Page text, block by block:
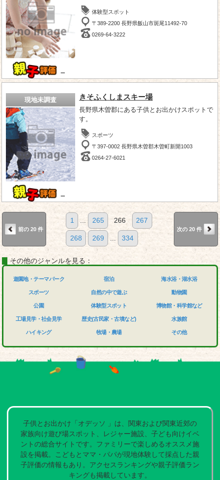
－
体験型スポット
〒389-2200 長野県飯山市斑尾11492-70
0269-64-3222
現地未調査
－
きそふくしまスキー場
長野県木曽郡にある子供とお出かけスポットで
す。
スポーツ
〒397-0002 長野県木曽郡木曽町新開1003
0264-27-6021
前の 20 件
1 ... 265 266 267
268 269 ... 334
次の 20 件
その他のジャンルを見る：
遊園地・テーマパーク
スポーツ
公園
工場見学・社会見学
ハイキング
宿泊
自然の中で遊ぶ
体験型スポット
歴史(古民家・古墳など)
牧場・農場
海水浴・湖水浴
動物園
博物館・科学館など
水族館
その他
子供とお出かけ「オデッソ 」は、関東および関東近郊の
家族向け遊び場スポット、レジャー施設、子ども向けイベ
ントの総合サイトです。ファミリーで楽しめるオススメ施
設を掲載。こどもとママ・パパが現地体験して採点した親
子評価の情報もあり。アクセスランキングや親子評価ラン
キングも掲載しています。